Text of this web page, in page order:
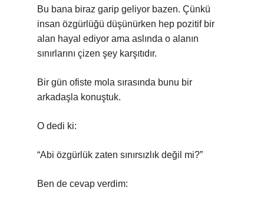
Bu bana biraz garip geliyor bazen. Çünkü
insan özgürlüğü düşünürken hep pozitif bir
alan hayal ediyor ama aslında o alanın
sınırlarını çizen şey karşıtıdır.
Bir gün ofiste mola sırasında bunu bir
arkadaşla konuştuk.
O dedi ki:
“Abi özgürlük zaten sınırsızlık değil mi?”
Ben de cevap verdim: